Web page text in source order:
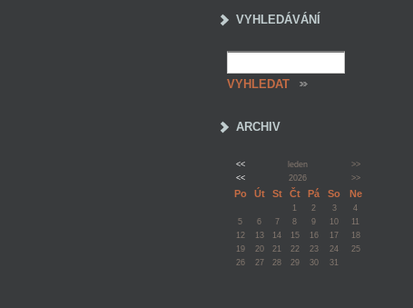
VYHLEDÁVÁNÍ
ARCHIV
<< leden
>>
<<
2026 >>
Po Út St Čt Pá So Ne
1 2 3
4
5
6 7 8 9 10
11
12
13 14 15 16 17
18
19
20 21 22 23 24
25
26
27 28 29 30 31